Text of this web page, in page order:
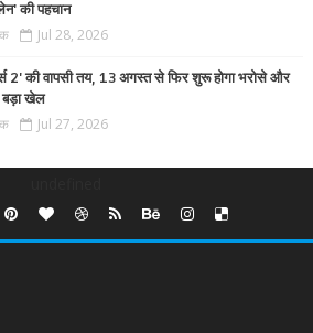
की पहचान
Jul 28, 2026
2' की वापसी तय, 13 अगस्त से फिर शुरू होगा भरोसे और
खेल
Jul 27, 2026